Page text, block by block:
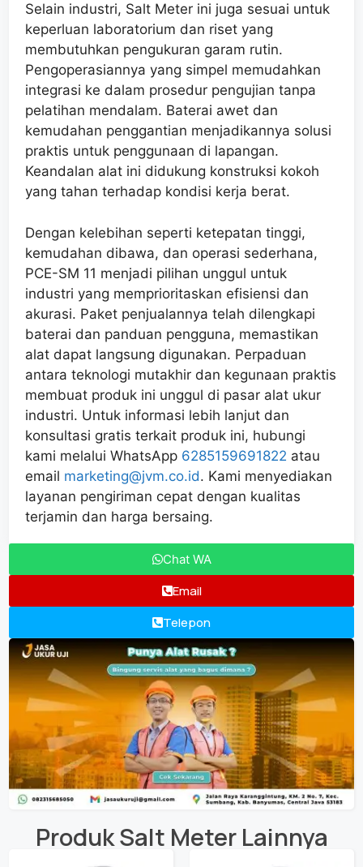
Selain industri, Salt Meter ini juga sesuai untuk
keperluan laboratorium dan riset yang
membutuhkan pengukuran garam rutin.
Pengoperasiannya yang simpel memudahkan
integrasi ke dalam prosedur pengujian tanpa
pelatihan mendalam. Baterai awet dan
kemudahan penggantian menjadikannya solusi
praktis untuk penggunaan di lapangan.
Keandalan alat ini didukung konstruksi kokoh
yang tahan terhadap kondisi kerja berat.
Dengan kelebihan seperti ketepatan tinggi,
kemudahan dibawa, dan operasi sederhana,
PCE-SM 11 menjadi pilihan unggul untuk
industri yang memprioritaskan efisiensi dan
akurasi. Paket penjualannya telah dilengkapi
baterai dan panduan pengguna, memastikan
alat dapat langsung digunakan. Perpaduan
antara teknologi mutakhir dan kegunaan praktis
membuat produk ini unggul di pasar alat ukur
industri. Untuk informasi lebih lanjut dan
konsultasi gratis terkait produk ini, hubungi
kami melalui WhatsApp 6285159691822 atau
email marketing@jvm.co.id. Kami menyediakan
layanan pengiriman cepat dengan kualitas
terjamin dan harga bersaing.
Chat WA
Email
Telepon
ProdukSalt MeterLainnya